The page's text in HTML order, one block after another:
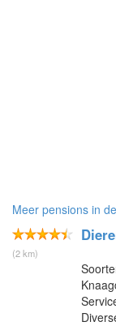
Meer pensions in
(2 km)